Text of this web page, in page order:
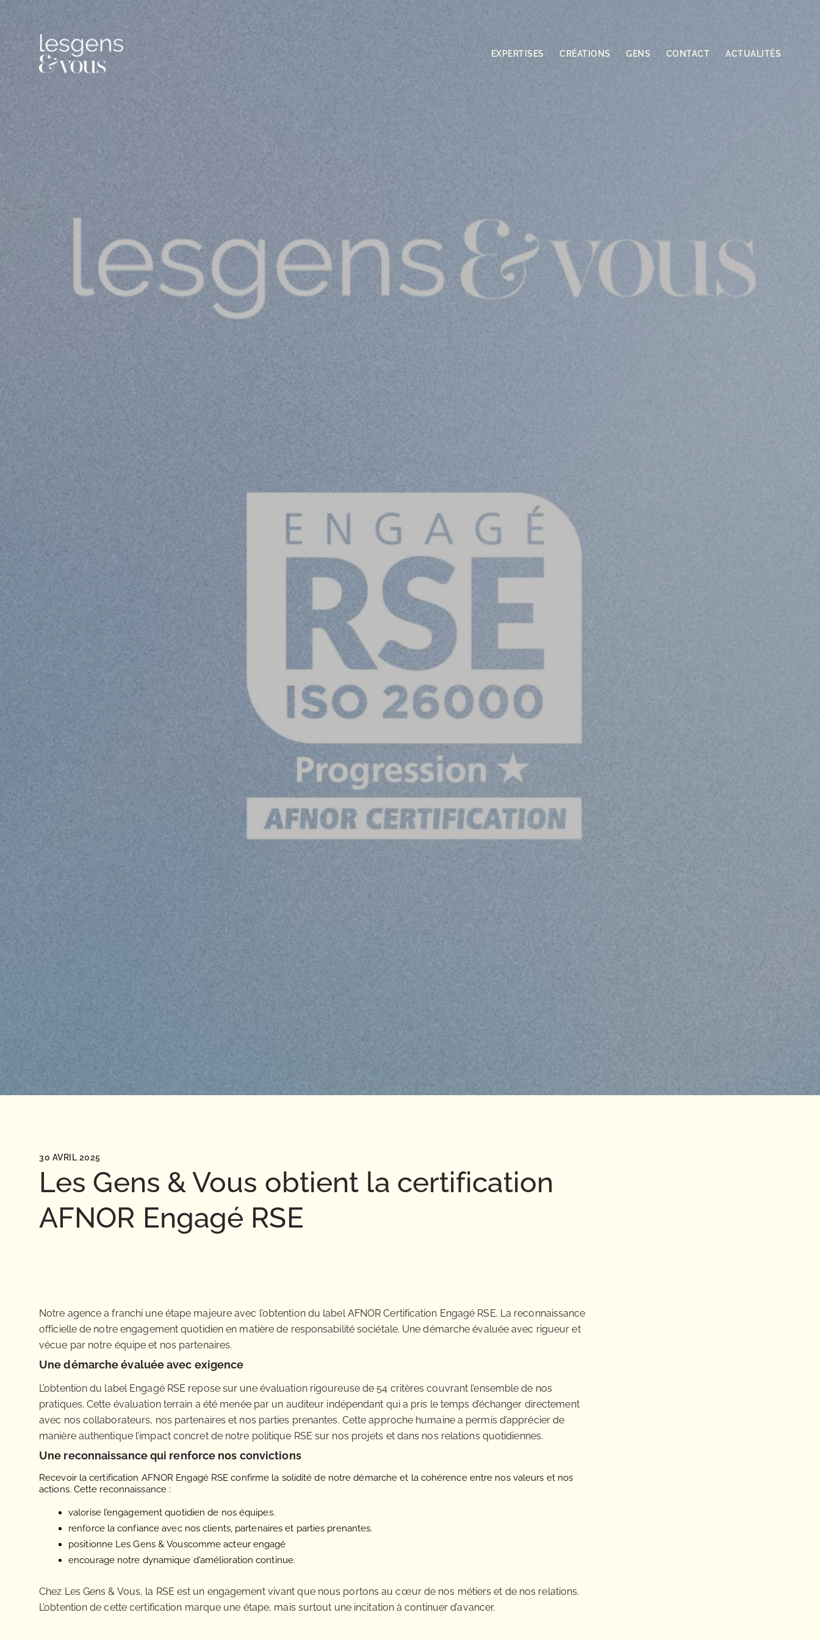
EXPERTISES CRÉATIONS GENS CONTACT ACTUALITÉS
30 AVRIL 2025
Les Gens & Vous obtient la certification
AFNOR Engagé RSE
Notre agence a franchi une étape majeure avec l’obtention du label AFNOR Certification Engagé RSE. La reconnaissance
officielle de notre engagement quotidien en matière de responsabilité sociétale. Une démarche évaluée avec rigueur et
vécue par notre équipe et nos partenaires.
Une démarche évaluée avec exigence
L’obtention du label Engagé RSE repose sur une évaluation rigoureuse de 54 critères couvrant l’ensemble de nos
pratiques. Cette évaluation terrain a été menée par un auditeur indépendant qui a pris le temps d’échanger directement
avec nos collaborateurs, nos partenaires et nos parties prenantes. Cette approche humaine a permis d’apprécier de
manière authentique l’impact concret de notre politique RSE sur nos projets et dans nos relations quotidiennes.
Une reconnaissance qui renforce nos convictions
Recevoir la certification AFNOR Engagé RSE confirme la solidité de notre démarche et la cohérence entre nos valeurs et nos
actions. Cette reconnaissance :
valorise l’engagement quotidien de nos équipes.
renforce la confiance avec nos clients, partenaires et parties prenantes.
positionne Les Gens & Vouscomme acteur engagé
encourage notre dynamique d’amélioration continue.
Chez Les Gens & Vous, la RSE est un engagement vivant que nous portons au cœur de nos métiers et de nos relations.
L’obtention de cette certification marque une étape, mais surtout une incitation à continuer d’avancer.